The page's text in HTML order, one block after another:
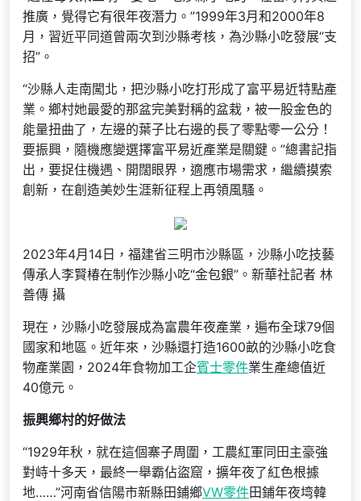
推廣，覺得它有很年夜潛力。”1999年3月和2000年8
月，習近平同道曾兩次到沙縣考核，為沙縣小吃發展“支
招”。
“沙縣人走南闖北，把沙縣小吃打形成了富平易近特點產
業。鄉村她最愛的那盆完美對稱的盆栽，被一股金色的
能量扭曲了，左邊的葉子比右邊的長了零點零一公分！
要振興，隨機應變選擇富平易近產業是關鍵。”總書記指
出，要捉住機遇、開闊眼界，適應市場需求，繼續摸索
創新，在創造美妙生涯新征程上再領風騷。
2023年4月14日，福建省三明市沙縣區，沙縣小吃技藝
傳承人李賢椿在制作沙縣小吃“金包銀”。新華社記者 林
善傳 攝
現在，沙縣小吃發展成為富農年夜產業，遍布全球79個
國家和地區。近年來，沙縣還打造1600畝的沙縣小吃食
物產業園，2024年食物加工企賓士零件業生產總值近
40億元。
振興鄉村的好做法
“1929年秋，就在這個寨子周圍，工農紅軍同田主豪強
對峙十多天，最終一舉霸佔盜窟，擴年夜了紅色根據
地……”河南省信陽市新縣田鋪鄉VW零件田鋪年夜塆韓